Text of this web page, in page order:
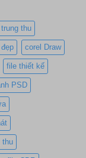
thu
corel Draw
file thiết kế
PSD
thu